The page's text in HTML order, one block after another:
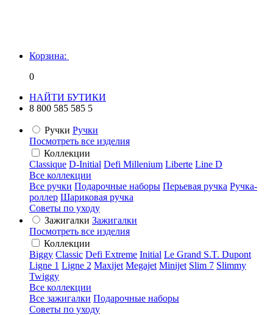
Корзина:
0
НАЙТИ БУТИКИ
8 800 585 585 5
Ручки Ручки
Посмотреть все изделия
Коллекции
Classique D-Initial Defi Millenium Liberte Line D
Все коллекции
Все ручки Подарочные наборы Перьевая ручка Ручка-
роллер Шариковая ручка
Советы по уходу
Зажигалки Зажигалки
Посмотреть все изделия
Коллекции
Biggy Classic Defi Extreme Initial Le Grand S.T. Dupont
Ligne 1 Ligne 2 Maxijet Megajet Minijet Slim 7 Slimmy
Twiggy
Все коллекции
Все зажигалки Подарочные наборы
Советы по уходу